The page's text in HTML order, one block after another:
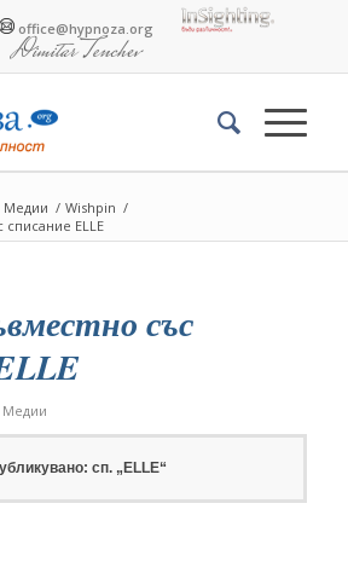
office@hypnoza.org
Медии / Wishpin /
ELLE
със
Медии
сп. „ELLE“